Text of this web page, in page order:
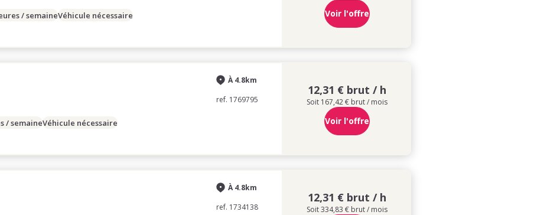
/ semaineVéhicule nécessaire Voir l'offre
À 4.8km
ref. 1769795
/ semaineVéhicule nécessaire
12,31 € brut / h
Soit 167,42 € brut / mois
Voir l'offre
À 4.8km
ref. 1734138
12,31 € brut / h
Soit 334,83 € brut / mois